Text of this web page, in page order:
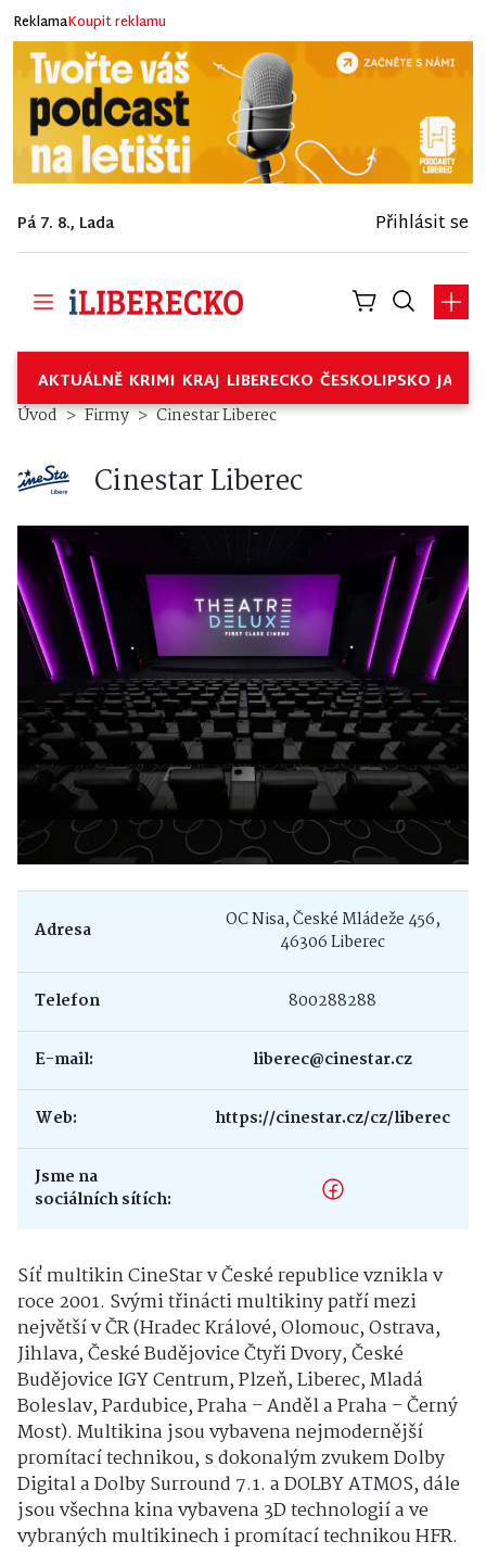
ReklamaKoupit reklamu
Pá 7. 8., Lada Přihlásit se
AKTUÁLNĚ KRIMI KRAJ LIBERECKO ČESKOLIPSKO
Cinestar Liberec – Firmy
Úvod Firmy Cinestar Liberec
Cinestar Liberec
Adresa
OC Nisa, České Mládeže 456,
46306 Liberec
Telefon 800288288
E-mail: liberec@cinestar.cz
Web: https://cinestar.cz/cz/liberec
Jsme na
sociálních sítích:
Síť multikin CineStar v České republice vznikla v
roce 2001. Svými třinácti multikiny patří mezi
největší v ČR (Hradec Králové, Olomouc, Ostrava,
Jihlava, České Budějovice Čtyři Dvory, České
Budějovice IGY Centrum, Plzeň, Liberec, Mladá
Boleslav, Pardubice, Praha – Anděl a Praha – Černý
Most). Multikina jsou vybavena nejmodernější
promítací technikou, s dokonalým zvukem Dolby
Digital a Dolby Surround 7.1. a DOLBY ATMOS, dále
jsou všechna kina vybavena 3D technologií a ve
vybraných multikinech i promítací technikou HFR.